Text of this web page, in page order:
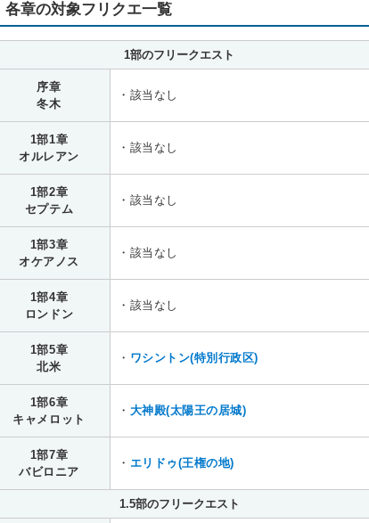
各章の対象フリクエ一覧
1部のフリークエスト
序章
冬木
・該当なし
1部1章
オルレアン
・該当なし
1部2章
セプテム
・該当なし
1部3章
オケアノス
・該当なし
1部4章
ロンドン
・該当なし
1部5章
北米
・ ワシントン(特別行政区)
1部6章
キャメロット
・ 大神殿(太陽王の居城)
1部7章
バビロニア
・ エリドゥ(王権の地)
1.5部のフリークエスト